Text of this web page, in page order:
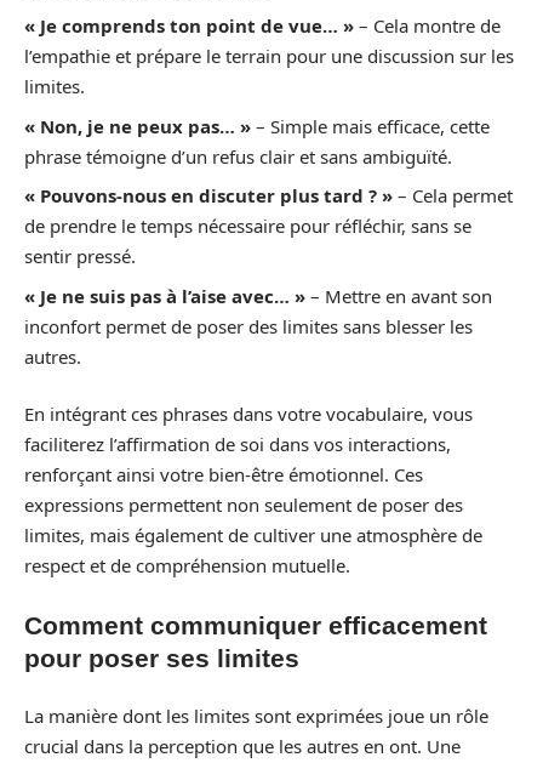
« Je comprends ton point de vue… » – Cela montre de
l’empathie et prépare le terrain pour une discussion sur les
limites.
« Non, je ne peux pas… » – Simple mais efficace, cette
phrase témoigne d’un refus clair et sans ambiguïté.
« Pouvons-nous en discuter plus tard ? » – Cela permet
de prendre le temps nécessaire pour réfléchir, sans se
sentir pressé.
« Je ne suis pas à l’aise avec… » – Mettre en avant son
inconfort permet de poser des limites sans blesser les
autres.
En intégrant ces phrases dans votre vocabulaire, vous
faciliterez l’affirmation de soi dans vos interactions,
renforçant ainsi votre bien-être émotionnel. Ces
expressions permettent non seulement de poser des
limites, mais également de cultiver une atmosphère de
respect et de compréhension mutuelle.
Comment communiquer efficacement
pour poser ses limites
La manière dont les limites sont exprimées joue un rôle
crucial dans la perception que les autres en ont. Une